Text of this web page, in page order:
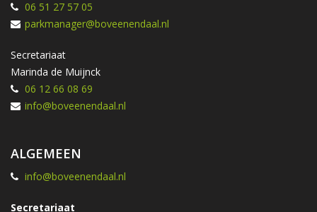
06 51 27 57 05
parkmanager@boveenendaal.nl
Secretariaat
Marinda de Muijnck
06 12 66 08 69
info@boveenendaal.nl
ALGEMEEN
info@boveenendaal.nl
Secretariaat